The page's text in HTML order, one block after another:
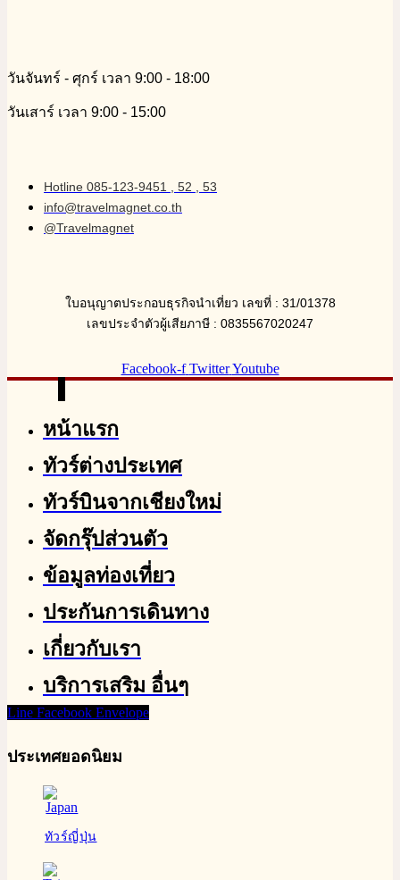
วันจันทร์ - ศุกร์ เวลา 9:00 - 18:00
วันเสาร์ เวลา 9:00 - 15:00
Hotline 085-123-9451 , 52 , 53
info@travelmagnet.co.th
@Travelmagnet
ใบอนุญาตประกอบธุรกิจนำเที่ยว เลขที่ : 31/01378
เลขประจำตัวผู้เสียภาษี : 0835567020247
Facebook-f Twitter Youtube
หน้าแรก
ทัวร์ต่างประเทศ
ทัวร์บินจากเชียงใหม่
จัดกรุ๊ปส่วนตัว
ข้อมูลท่องเที่ยว
ประกันการเดินทาง
เกี่ยวกับเรา
บริการเสริม อื่นๆ
Line Facebook Envelope
ประเทศยอดนิยม
ทัวร์ญี่ปุ่น